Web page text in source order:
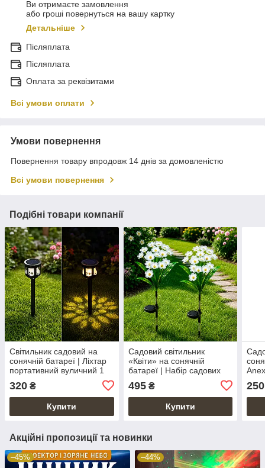
Ви отримаєте замовлення
або гроші повернуться на вашу картку
Детальніше
Післяплата
Післяплата
Оплата за реквізитами
Всі умови оплати
Умови повернення
Повернення товару впродовж 14 днів за домовленістю
Всі умови повернення
Подібні товари компанії
Світильник садовий на
сонячній батареї | Ліхтар
портативний вуличний 1
320 ₴
Купити
Садовий світильник
«Квіти» на сонячній
батареї | Набір садових
ліхтарів з LED-підсвіткою 2
шт.
495₴
Купити
та
250
Акційні пропозиції та новинки
–45% –44%